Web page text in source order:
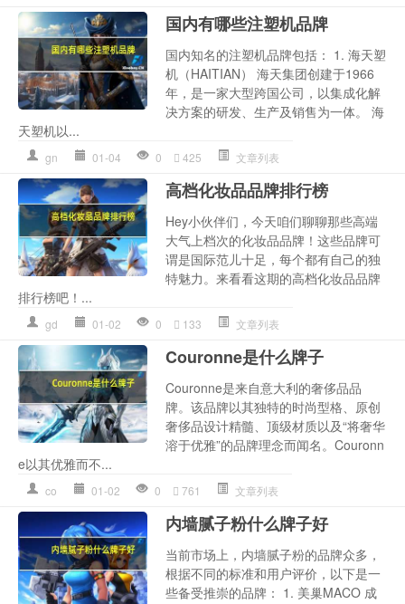
国内有哪些注塑机品牌
国内知名的注塑机品牌包括： 1. 海天塑
机（HAITIAN） 海天集团创建于1966
年，是一家大型跨国公司，以集成化解
决方案的研发、生产及销售为一体。 海
天塑机以...
gn 01-04 0 425 文章列表
高档化妆品品牌排行榜
Hey小伙伴们，今天咱们聊聊那些高端
大气上档次的化妆品品牌！这些品牌可
谓是国际范儿十足，每个都有自己的独
特魅力。来看看这期的高档化妆品品牌
排行榜吧！...
gd 01-02 0 133 文章列表
Couronne是什么牌子
Couronne是来自意大利的奢侈品品
牌。该品牌以其独特的时尚型格、原创
奢侈品设计精髓、顶级材质以及“将奢华
溶于优雅”的品牌理念而闻名。Couronn
e以其优雅而不...
co 01-02 0 761 文章列表
内墙腻子粉什么牌子好
当前市场上，内墙腻子粉的品牌众多，
根据不同的标准和用户评价，以下是一
些备受推崇的品牌： 1. 美巢MACO 成